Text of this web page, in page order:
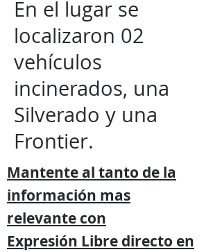
En el lugar se
localizaron 02
vehículos
incinerados, una
Silverado y una
Frontier.
Mantente al tanto de la
información mas
relevante con
Expresión Libre directo en